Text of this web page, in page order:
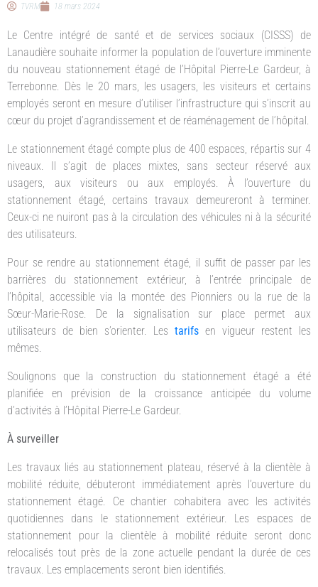
TVRM 18 mars 2024
Le Centre intégré de santé et de services sociaux (CISSS) de
Lanaudière souhaite informer la population de l’ouverture imminente
du nouveau stationnement étagé de l’Hôpital Pierre-Le Gardeur, à
Terrebonne. Dès le 20 mars, les usagers, les visiteurs et certains
employés seront en mesure d’utiliser l’infrastructure qui s’inscrit au
cœur du projet d’agrandissement et de réaménagement de l’hôpital.
Le stationnement étagé compte plus de 400 espaces, répartis sur 4
niveaux. Il s’agit de places mixtes, sans secteur réservé aux
usagers, aux visiteurs ou aux employés. À l’ouverture du
stationnement étagé, certains travaux demeureront à terminer.
Ceux-ci ne nuiront pas à la circulation des véhicules ni à la sécurité
des utilisateurs.
Pour se rendre au stationnement étagé, il suffit de passer par les
barrières du stationnement extérieur, à l’entrée principale de
l’hôpital, accessible via la montée des Pionniers ou la rue de la
Sœur-Marie-Rose. De la signalisation sur place permet aux
utilisateurs de bien s’orienter. Les tarifs en vigueur restent les
mêmes.
Soulignons que la construction du stationnement étagé a été
planifiée en prévision de la croissance anticipée du volume
d’activités à l’Hôpital Pierre-Le Gardeur.
À surveiller
Les travaux liés au stationnement plateau, réservé à la clientèle à
mobilité réduite, débuteront immédiatement après l’ouverture du
stationnement étagé. Ce chantier cohabitera avec les activités
quotidiennes dans le stationnement extérieur. Les espaces de
stationnement pour la clientèle à mobilité réduite seront donc
relocalisés tout près de la zone actuelle pendant la durée de ces
travaux. Les emplacements seront bien identifiés.